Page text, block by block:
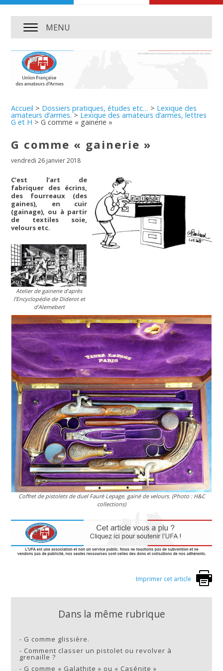
MENU
Accueil > Dossiers pratiques, études etc… > Lexique des
amateurs d’armes.> Lexique des amateurs d’armes, lettres
G et H >G comme « gainerie »
G comme « gainerie »
vendredi 26 janvier 2018
C’est l’art de
fabriquer des écrins,
des fourreaux (des
gaines), en cuir
(gainage), ou à partir
de textiles soie,
velours etc.
Atelier de gainerie d’après
l’Encyclopédie de Diderot et
d’Alemebert
Coffret de pistolets de duel Fauré Lepage, gainé de velours. (Photo : H&C
collections)
Imprimer cet article
Dans la même rubrique
- G comme glissière.
- Comment classer un pistolet ou revolver à
grenaille ?
- G comme « Galathite » ou « Casénite »